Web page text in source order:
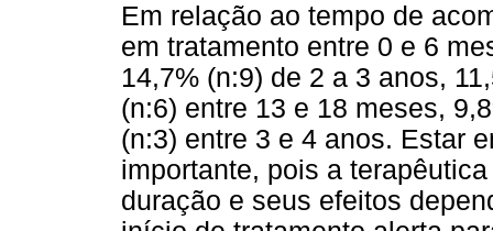
Em relação ao tempo de
em tratamento entre 0 e 6
14,7% (n:9) de 2 a 3 anos,
(n:6) entre 13 e 18 meses,
(n:3) entre 3 e 4 anos. Estar
importante, pois a
duração e seus efeitos